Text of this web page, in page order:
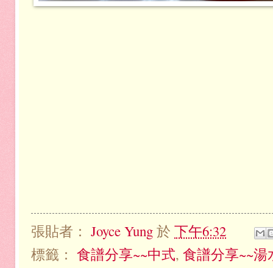
張貼者： Joyce Yung 於 下午6:32
標籤： 食譜分享~~中式, 食譜分享~~湯